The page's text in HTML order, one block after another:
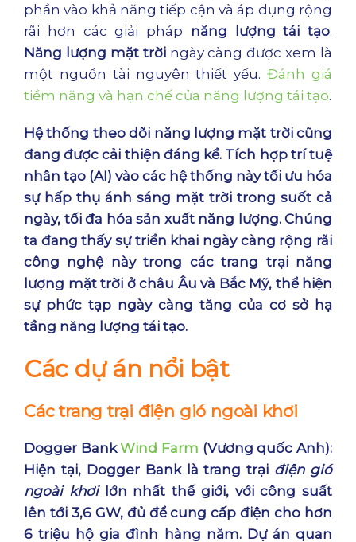
phần vào khả năng tiếp cận và áp dụng rộng
rãi hơn các giải pháp năng lượng tái tạo.
Năng lượng mặt trờingày càng được xem là
một nguồn tài nguyên thiết yếu.Đánh giá
tiềm năng và hạn chế của năng lượng tái tạo.
Hệ thống theo dõi năng lượng mặt trời cũng
đang được cải thiện đáng kể. Tích hợp trí tuệ
nhân tạo (AI) vào các hệ thống này tối ưu hóa
sự hấp thụ ánh sáng mặt trời trong suốt cả
ngày, tối đa hóa sản xuất năng lượng. Chúng
ta đang thấy sự triển khai ngày càng rộng rãi
công nghệ này trong các trang trại năng
lượng mặt trời ở châu Âu và Bắc Mỹ, thể hiện
sự phức tạp ngày càng tăng của cơ sở hạ
tầng năng lượng tái tạo.
Các dự án nổi bật
Các trang trại điện gió ngoài khơi
Dogger BankWind Farm (Vương quốc Anh):
Hiện tại, Dogger Bank là trang trại điện gió
ngoài khơilớn nhất thế giới, với công suất
lên tới 3,6 GW, đủ để cung cấp điện cho hơn
6 triệu hộ gia đình hàng năm. Dự án quan